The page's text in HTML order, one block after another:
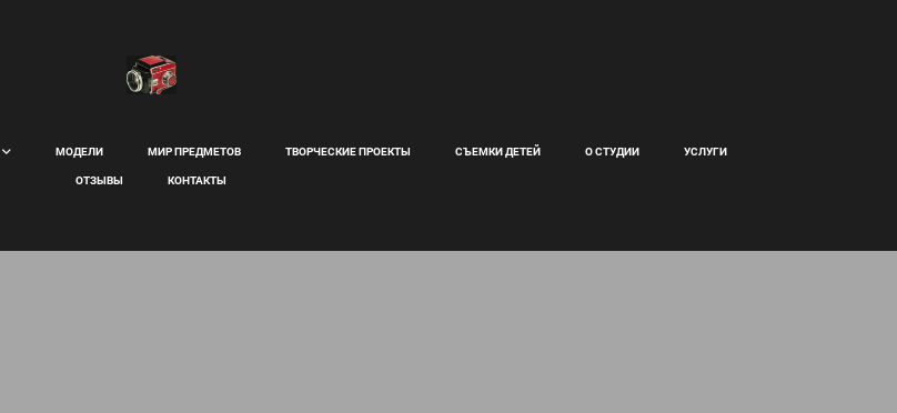
МОДЕЛИ МИР ПРЕДМЕТОВ ТВОРЧЕСКИЕ ПРОЕКТЫ СЪЕМКИ ДЕТЕЙ О СТУДИИ УСЛУГИ
ОТЗЫВЫ КОНТАКТЫ